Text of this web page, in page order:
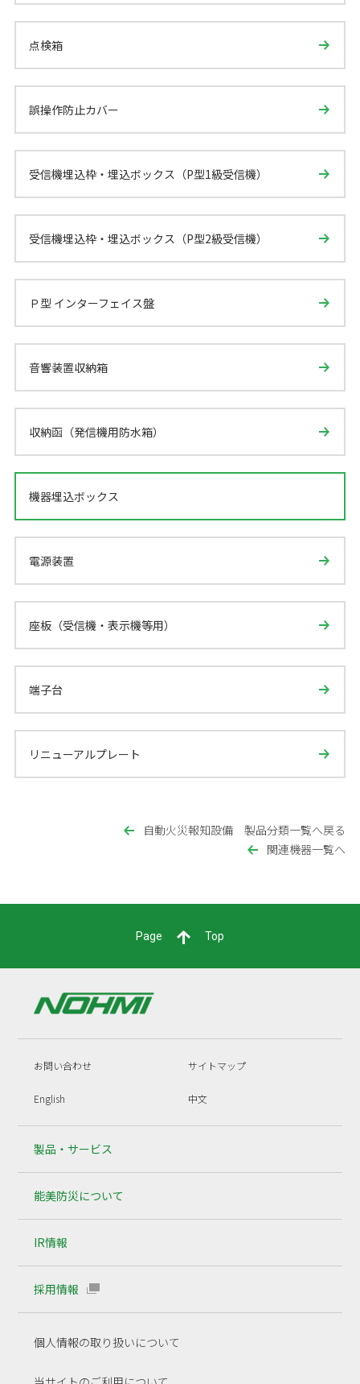
点検箱
誤操作防止カバー
受信機埋込枠・埋込ボックス（P型1級受信機）
受信機埋込枠・埋込ボックス（P型2級受信機）
Ｐ型 インターフェイス盤
音響装置収納箱
収納函（発信機用防水箱）
機器埋込ボックス
電源装置
座板（受信機・表示機等用）
端子台
リニューアルプレート
自動火災報知設備 製品分類一覧へ戻る
関連機器一覧へ
Page Top
お問い合わせ サイトマップ
English 中文
製品・サービス
能美防災について
IR情報
採用情報
個人情報の取り扱いについて